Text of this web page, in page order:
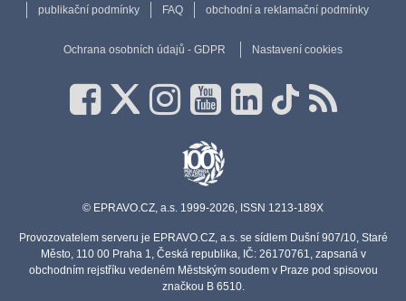
publikační podmínky
FAQ obchodní a reklamační podmínky
Ochrana osobních údajů - GDPR Nastavení cookies
© EPRAVO.CZ, a.s. 1999-2026, ISSN 1213-189X
Provozovatelem serveru je EPRAVO.CZ, a.s. se sídlem Dušní 907/10, Staré
Město, 110 00 Praha 1, Česká republika, IČ: 26170761, zapsaná v
obchodním rejstříku vedeném Městským soudem v Praze pod spisovou
značkou B 6510.